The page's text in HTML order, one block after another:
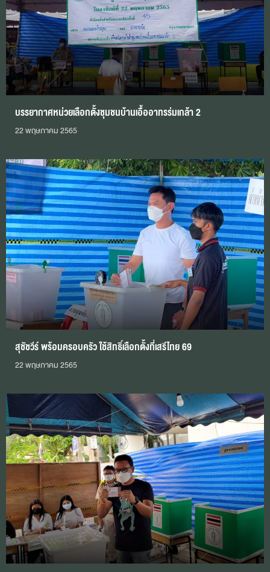
บรรยากาศหน่วยเลือกตั้งชุมชนบ้านเอื้ออาทรร่มเกล้า 2
22 พฤษภาคม 2565
สุชัชวีร์ พร้อมครอบครัว ใช้สิทธิ์เลือกตั้งที่เสรีไทย 69
22 พฤษภาคม 2565